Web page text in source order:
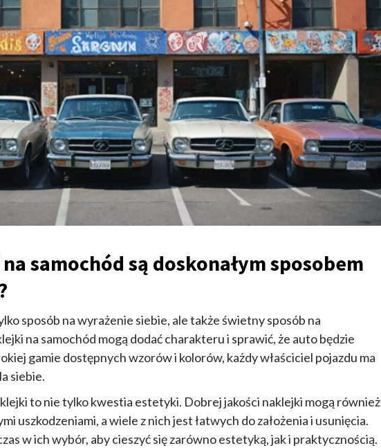
samochód są doskonałym sposobem
sposób na wyrażenie siebie, ale także świetny sposób na
na samochód mogą dodać charakteru i sprawić, że auto będzie
gamie dostępnych wzorów i kolorów, każdy właściciel pojazdu ma
siebie.
to nie tylko kwestia estetyki. Dobrej jakości naklejki mogą również
uszkodzeniami, a wiele z nich jest łatwych do założenia i usunięcia.
w ich wybór, aby cieszyć się zarówno estetyką, jak i praktycznością.